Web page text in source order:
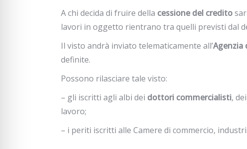
A chi decida di fruire della cessione del credito
lavori in oggetto rientrano tra quelli previsti dal
Il visto andrà inviato telematicamente all’Agenzia
definite.
Possono rilasciare tale visto:
– gli iscritti agli albi dei dottori commercialisti,
lavoro;
– i periti iscritti alle Camere di commercio,